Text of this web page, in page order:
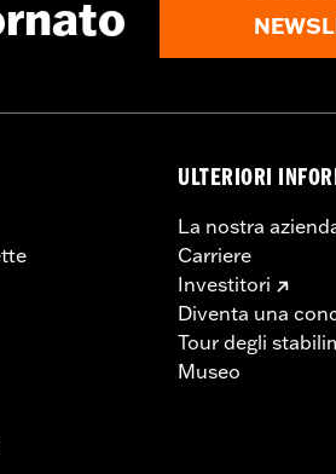
ULTERIORI
La nostra
Carriere
Investitori
Diventa una
Tour degli
Museo